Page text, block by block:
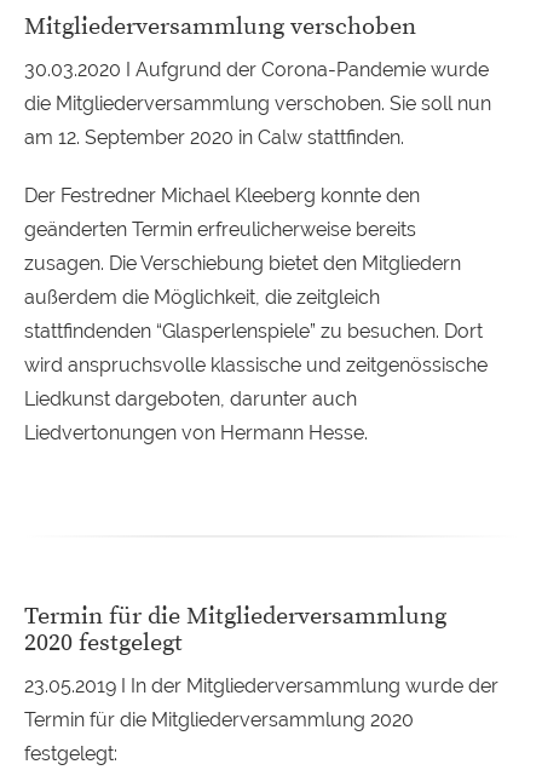
Mitgliederversammlung verschoben
30.03.2020 I Aufgrund der Corona-Pandemie wurde
die Mitgliederversammlung verschoben. Sie soll nun
am 12. September 2020 in Calw stattfinden.
Der Festredner Michael Kleeberg konnte den
geänderten Termin erfreulicherweise bereits
zusagen. Die Verschiebung bietet den Mitgliedern
außerdem die Möglichkeit, die zeitgleich
stattfindenden “Glasperlenspiele” zu besuchen. Dort
wird anspruchsvolle klassische und zeitgenössische
Liedkunst dargeboten, darunter auch
Liedvertonungen von Hermann Hesse.
Termin für die Mitgliederversammlung
2020 festgelegt
23.05.2019 I In der Mitgliederversammlung wurde der
Termin für die Mitgliederversammlung 2020
festgelegt: